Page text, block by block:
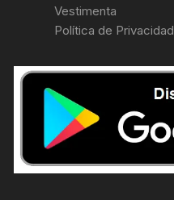
Vestimenta
Política de Privacidad